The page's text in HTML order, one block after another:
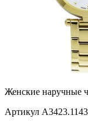
Женские наручные
Артикул